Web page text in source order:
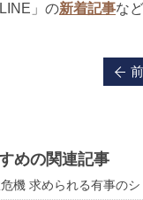
」の新着記事な
めの関連記事
機 求められる有事の